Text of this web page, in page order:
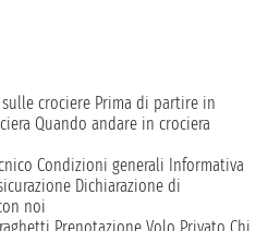
crociere Prima di partire in
Quando andare in crociera
Condizioni generali Informativa
Dichiarazione di
noi